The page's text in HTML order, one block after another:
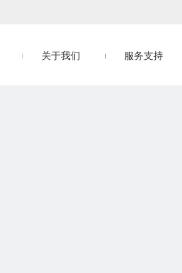
关于我们 服务支持